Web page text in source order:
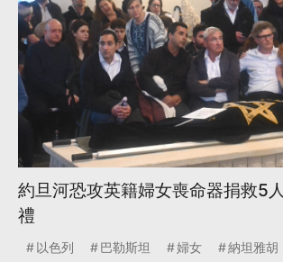
約旦河恐攻英籍婦女喪命器捐救5
禮
以色列 巴勒斯坦 婦女 納坦雅胡